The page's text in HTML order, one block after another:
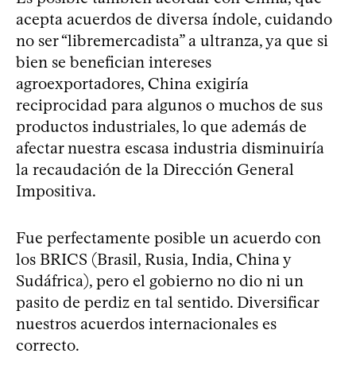
acepta acuerdos de diversa índole, cuidando
no ser “libremercadista” a ultranza, ya que si
bien se benefician intereses
agroexportadores, China exigiría
reciprocidad para algunos o muchos de sus
productos industriales, lo que además de
afectar nuestra escasa industria disminuiría
la recaudación de la Dirección General
Impositiva.
Fue perfectamente posible un acuerdo con
los BRICS (Brasil, Rusia, India, China y
Sudáfrica), pero el gobierno no dio ni un
pasito de perdiz en tal sentido. Diversificar
nuestros acuerdos internacionales es
correcto.